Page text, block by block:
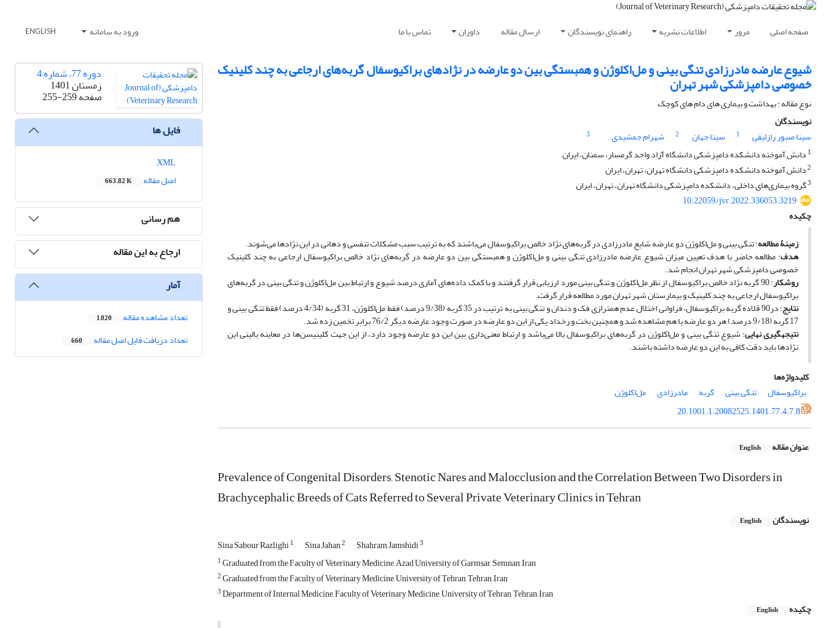
صفحه اصلی مرور اطلاعات نشریه راهنمای نویسندگان ارسال مقاله داوران تماس با ما ورود به سامانه ENGLISH
شیوع عارضه مادرزادی تنگی بینی و مل‌اکلوژن و همبستگی بین دو عارضه در نژادهای براکیوسفال گربه‌های ارجاعی به چند کلینیک
خصوصی دامپزشکی شهر تهران
نوع مقاله : بهداشت و بیماری های دام های کوچک
نویسندگان
سینا صبور رازلیقی
1 سینا جهان 2 شهرام جمشیدی
3
1 دانش آموخته دانشکده دامپزشکی دانشگاه آزاد واحد گرمسار، سمنان، ایران
2دانش آموخته دانشکده دامپزشکی دانشگاه تهران، تهران، ایران
3گروه بیماری‌های داخلی، دانشکده دامپزشکی دانشگاه تهران، تهران، ایران
10.22059/jvr.2022.336053.3219
چکیده
زمینۀ مطالعه: تنگی بینی و مل‌اکلوژن دو عارضه شایع مادرزادی در گربه‌های نژاد خالص براکیوسفال می‌باشند که به ترتیب سبب مشکلات تنفسی و دهانی در این نژادها می‌شوند.
هدف: مطالعه حاضر با هدف تعیین میزان شیوع عارضه مادرزادی تنگی بینی و مل‌اکلوژن و همبستگی بین دو عارضه در گربه‌های نژاد خالص براکیوسفال ارجاعی به چند کلینیک
خصوصی دامپزشکی شهر تهران انجام شد.
روشکار : 90 گربه نژاد خالص براکیوسفال از نظر مل‌اکلوژن و تنگی بینی مورد ارزیابی قرار گرفتند و با کمک داده‌های آماری درصد شیوع و ارتباط بین مل‌اکلوژن و تنگی بینی در گربه‌های
براکیوسفال ارجاعی به چند کلینیک و بیمارستان شهر تهران مورد مطالعه قرار گرفت.
نتایج : در90 قلاده گربه براکیوسفال، فراوانی اختلال عدم همترازی فک و دندان و تنگی بینی به ترتیب در 35 گربه (9/38 درصد) فقط مل‌اکلوژن، 31 گربه (4/34 درصد) فقط تنگی بینی و
17 گربه (9/18 درصد) هر دو عارضه با هم مشاهده شد و همچنین بخت و رخداد یکی از این دو عارضه در صورت وجود عارضه دیگر 76/2 برابر تخمین زده شد.
نتیجه­گیری نهایی: شیوع تنگی بینی و مل‌اکلوژن در گربه‌های براکیوسفال بالا می‌باشد و ارتباط معنی‌داری بین این دو عارضه وجود دارد، از این جهت کلینیسن‌ها در معاینه بالینی این
نژادها باید دقت کافی به این دو عارضه داشته باشند.
کلیدواژه‌ها
براکیوسفال
تنگی بینی گربه مادرزادی
مل‌اکلوژن
20.1001.1.20082525.1401.77.4.7.8
عنوان مقاله English
Prevalence of Congenital Disorders, Stenotic Nares and Malocclusion and the Correlation Between Two Disorders in
Brachycephalic Breeds of Cats Referred to Several Private Veterinary Clinics in Tehran
نویسندگان English
Sina Sabour Razlighi1 Sina Jahan2 Shahram Jamshidi3
1Graduated from the Faculty of Veterinary Medicine, Azad University of Garmsar, Semnan, Iran
2Graduated from the Faculty of Veterinary Medicine, University of Tehran, Tehran, Iran
3Department of Internal Medicine, Faculty of Veterinary Medicine, University of Tehran, Tehran, Iran
چکیده
English
دوره 77، شماره 4
زمستان 1401
صفحه255-259
فایل ها
اصل مقاله
663.82 K
هم رسانی
ارجاع به این مقاله
آمار
تعداد مشاهده مقاله 1,020
تعداد دریافت فایل اصل مقاله 660